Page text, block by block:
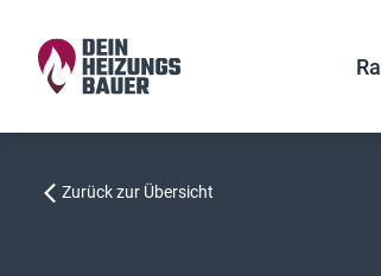
Zurück zur Übersicht